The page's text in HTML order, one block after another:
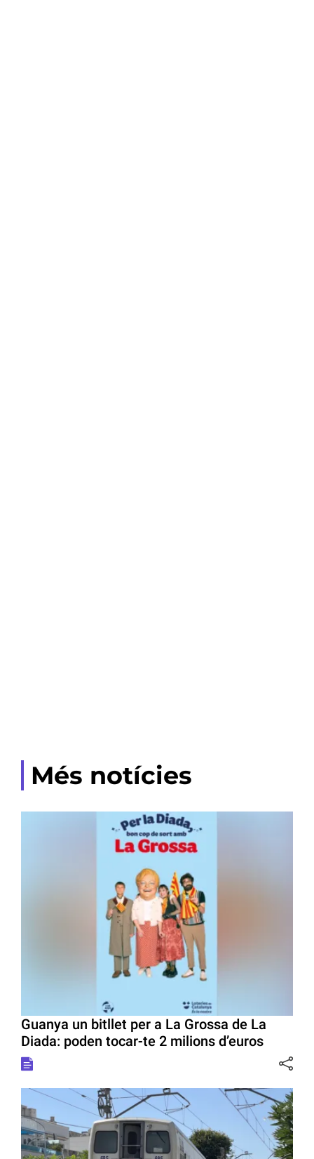
Més notícies
Guanya un bitllet per a La Grossa de La
Diada: poden tocar-te 2 milions d’euros